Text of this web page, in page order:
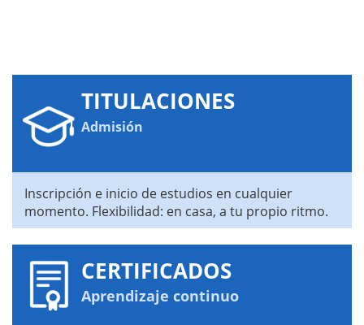
TITULACIONES
Admisión
Inscripción e inicio de estudios en cualquier
momento. Flexibilidad: en casa, a tu propio ritmo.
CERTIFICADOS
Aprendizaje continuo